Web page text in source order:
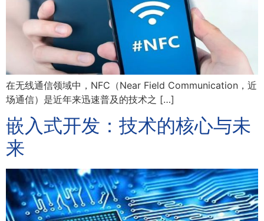
在无线通信领域中，NFC（Near Field Communication，近
场通信）是近年来迅速普及的技术之 […]
嵌入式开发：技术的核心与未
来